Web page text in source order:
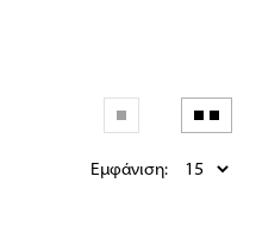
Εμφάνιση: